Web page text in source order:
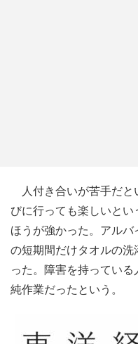
人付き合いが苦手だと
びに行っても楽しいと
ほうが強かった。アル
の短期間だけタオルの
った。障害を持ってい
純作業だったという。